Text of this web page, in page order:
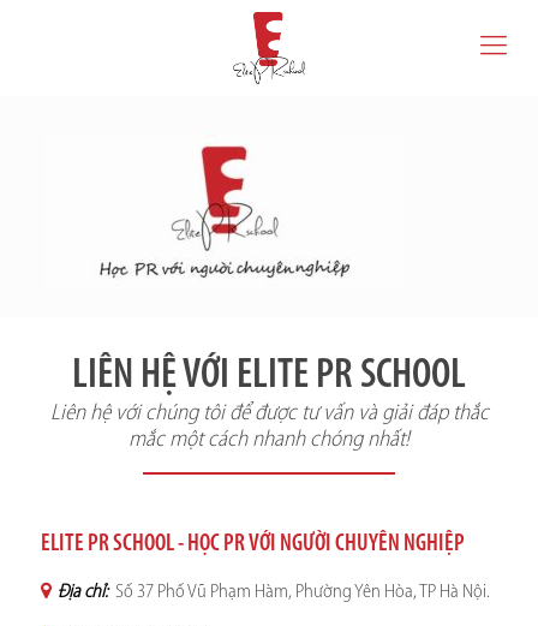
LIÊN HỆ VỚI ELITE PR SCHOOL
Liên hệ với chúng tôi để được tư vấn và giải đáp thắc
mắc một cách nhanh chóng nhất!
ELITE PR SCHOOL - HỌC PR VỚI NGƯỜI CHUYÊN NGHIỆP
Địa chỉ: Số 37 Phố Vũ Phạm Hàm, Phường Yên Hòa, TP Hà Nội.